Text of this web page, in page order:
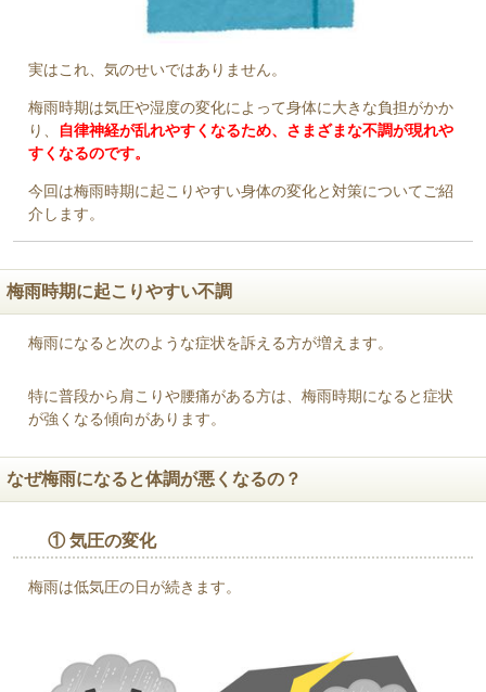
実はこれ、気のせいではありません。
梅雨時期は気圧や湿度の変化によって身体に大きな負担がかか
り、
自律神経が乱れやすくなるため、さまざまな不調が現れや
すくなるのです。
今回は梅雨時期に起こりやすい身体の変化と対策についてご紹
介します。
梅雨時期に起こりやすい不調
梅雨になると次のような症状を訴える方が増えます。
特に普段から肩こりや腰痛がある方は、梅雨時期になると症状
が強くなる傾向があります。
なぜ梅雨になると体調が悪くなるの？
① 気圧の変化
梅雨は低気圧の日が続きます。